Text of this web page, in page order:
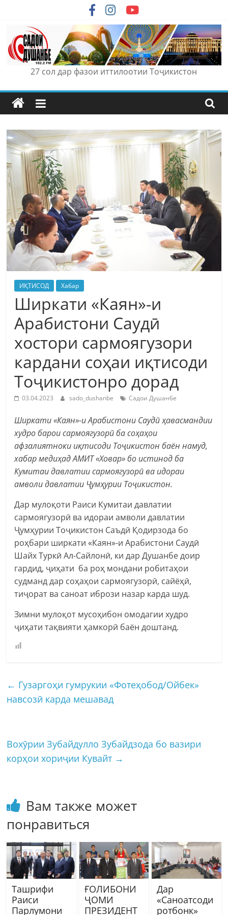
content
27 сол дар фазои иттилоотии Тоҷикистон
ИҚТИСОД Хабар
Ширкати «Каян»-и
Арабистони Саудӣ
хостори сармоягузори
кардани соҳаи иқтисоди
Тоҷикистонро дорад
03.04.2023 sado_dushanbe Садои Душанбе
Ширкати «Каян»-и Арабистони Саудӣ ҳавасмандии
худро барои сармоягузорӣ ба соҳаҳои
афзалиятноки иқтисоди Тоҷикистон баён намуд,
хабар медиҳад АМИТ «Ховар» бо истинод ба
Кумитаи давлатии сармоягузорӣ ва идораи
амволи давлатии Ҷумҳурии Тоҷикистон.
Дар мулоқоти Раиси Кумитаи давлатии
сармоягузорӣ ва идораи амволи давлатии
Ҷумҳурии Тоҷикистон Саъдӣ Қодирзода бо
роҳбари ширкати «Каян»-и Арабистони Саудӣ
Шайх Туркӣ Ал-Сайлонӣ, ки дар Душанбе доир
гардид, ҷиҳати ба роҳ мондани робитаҳои
судманд дар соҳаҳои сармоягузорӣ, сайёҳӣ,
тиҷорат ва саноат ибрози назар карда шуд.
Зимни мулоқот мусоҳибон омодагии худро
ҷиҳати тақвияти ҳамкорӣ баён доштанд.
← Гузаргоҳи гумрукии «Фотеҳобод/Ойбек»
навсозӣ карда мешавад
Вохӯрии Зубайдулло Зубайдзода бо вазири
корҳои хориҷии Кувайт →
Вам также может
понравиться
Ташрифи
Раиси
Парлумони
ҒОЛИБОНИ
ҶОМИ
ПРЕЗИДЕНТ
Дар
«Саноатсоди
ротбонк»